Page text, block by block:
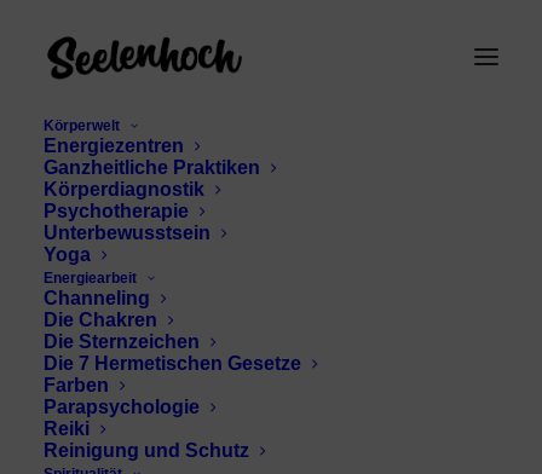
Körperwelt
Energiezentren
Ganzheitliche Praktiken
Körperdiagnostik
Psychotherapie
Unterbewusstsein
Yoga
Energiearbeit
Channeling
Die Chakren
Die Sternzeichen
Die 7 Hermetischen Gesetze
Farben
Parapsychologie
Reiki
Reinigung und Schutz
Horizonte